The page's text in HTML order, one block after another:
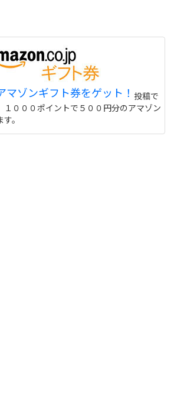
マゾンギフト券をゲット！ 投稿で
１０００ポイントで５００円分のアマゾン
。